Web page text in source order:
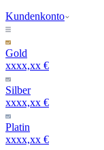
Kundenkonto
Gold
xxxx,xx €
Silber
xxxx,xx €
Platin
xxxx,xx €